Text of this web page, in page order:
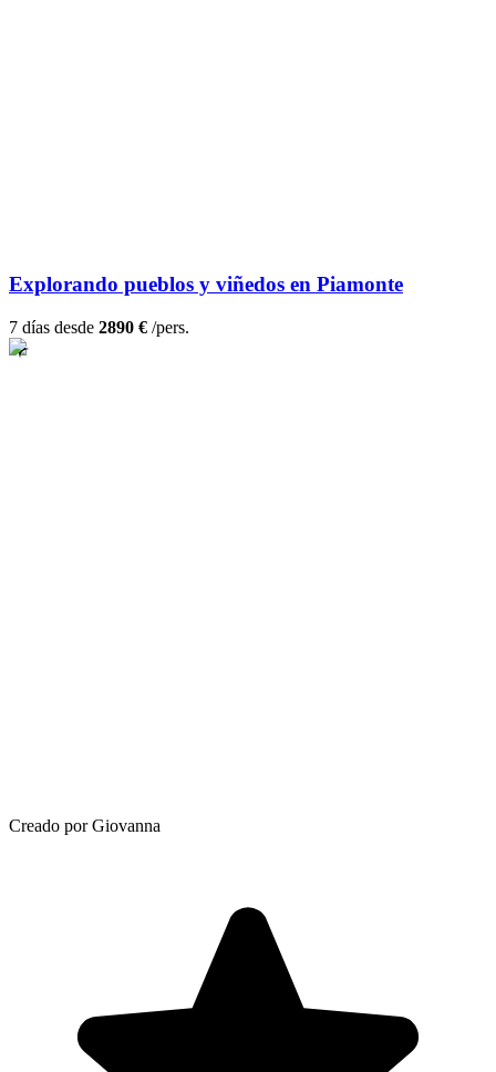
Explorando pueblos y viñedos en Piamonte
7 días desde 2890 € /pers.
Creado por Giovanna